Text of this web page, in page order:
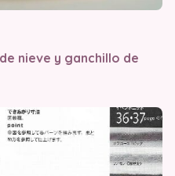
nieve y ganchillo de